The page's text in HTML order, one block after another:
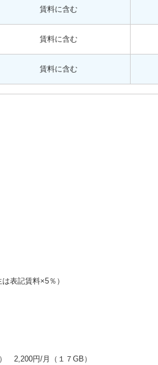
賃料に含む
賃料に含む
賃料に含む
表記賃料×5％）
2,200円/月（１７GB）